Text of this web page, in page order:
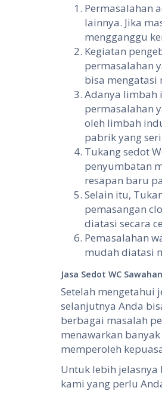
Permasalahan
lainnya. Jika
mengganggu
Kegiatan
permasalahan
bisa
Adanya limbah
permasalahan
oleh limbah
pabrik yang
Tukang sedot
penyumbatan
resapan baru
Selain itu,
pemasangan
diatasi secara
Pemasalahan
mudah diatasi
Jasa Sedot WC
Setelah mengetahui
selanjutnya Anda
berbagai masalah
menawarkan
memperoleh
Untuk lebih jelasnya
kami yang perlu